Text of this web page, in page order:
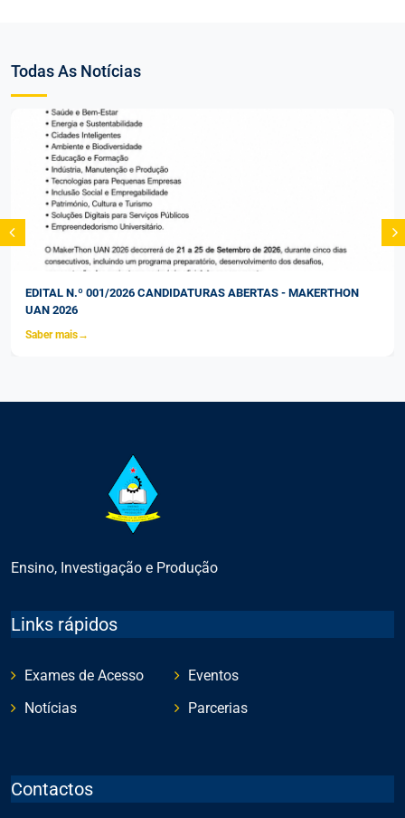
Todas As Notícias
EDITAL N.º 001/2026 CANDIDATURAS ABERTAS - MAKERTHON
UAN 2026
Saber mais→
Ensino, Investigação e Produção
Links rápidos
Exames de Acesso
Notícias
Eventos
Parcerias
Contactos